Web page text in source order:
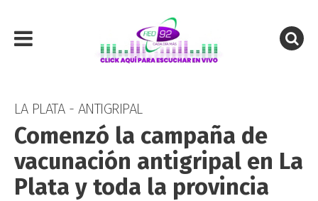
LA PLATA - ANTIGRIPAL
Comenzó la campaña de
vacunación antigripal en La
Plata y toda la provincia